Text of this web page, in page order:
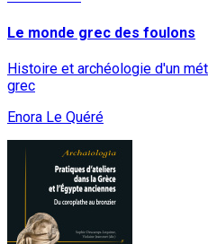
Le monde grec des foulons
Histoire et archéologie d'un
grec
Enora Le Quéré